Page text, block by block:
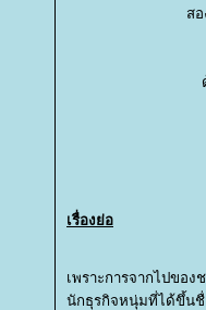
ส
เรื่องย่อ
เพราะการจากไปขอ
นักธุรกิจหนุ่มที่ได้ขึ้นชื่